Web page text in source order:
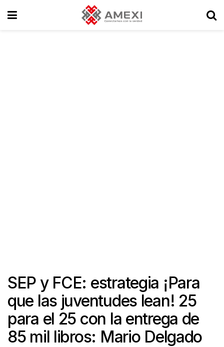
SEP y FCE: estrategia ¡Para
que las juventudes lean! 25
para el 25 con la entrega de
85 mil libros: Mario Delgado